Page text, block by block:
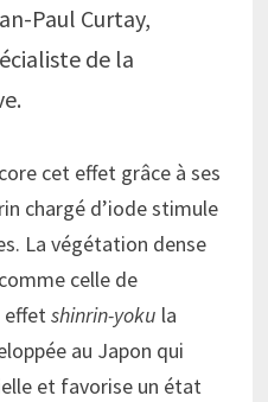
Paul Curtay,
de la
cet effet grâce à ses
chargé d’iode stimule
La végétation dense
celle de
effetshinrin-yoku la
au Japon qui
et favorise un état